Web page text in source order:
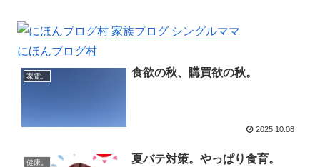
にほんブログ村
家電。 食欲の秋、購買欲の秋。
2025.10.08
健康。 夏バテ対策。やっぱり食育。